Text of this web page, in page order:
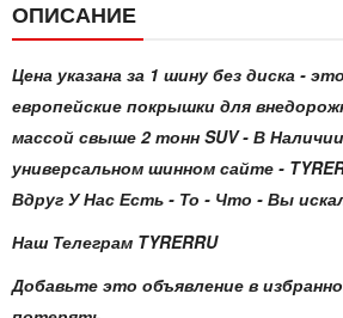
ОПИСАНИЕ
Цена указана за 1 шину без диска -
европейские покрышки для
массой свыше 2 тонн SUV - В
универсальном шинном сайте -
Вдруг У Нас Есть - То - Что - Вы
Наш Телеграм TYRERRU
Добавьте это объявление в